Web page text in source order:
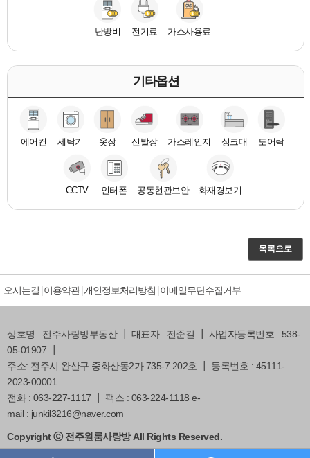
난방비 전기료 가스사용료
기타옵션
에어컨 세탁기 옷장 신발장 가스레인지 싱크대 도어락
CCTV 인터폰 공동현관보안 화재경보기
목록으로
오시는길 이용약관 개인정보처리방침 이메일무단수집거부
상호명 : 전주사랑방부동산 ┃ 대표자 : 전준길 ┃ 사업자등록번호 : 538-
05-01907 ┃
주소: 전주시 완산구 중화산동2가 735-7 202호 ┃ 등록번호 : 45111-
2023-00001
전화 : 063-227-1117 ┃ 팩스 : 063-224-1118 e-
mail : junkil3216@naver.com
Copyright ⓒ 전주원룸사랑방 All Rights Reserved.